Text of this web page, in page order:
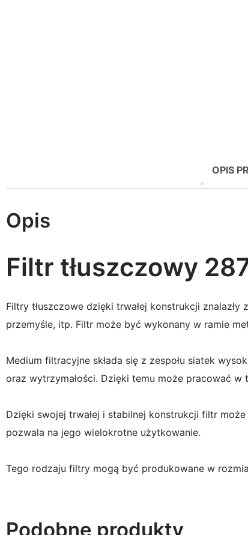
OPIS
Opis
Filtr tłuszczowy
Filtry tłuszczowe dzięki trwałej konstrukcji
przemyśle, itp. Filtr może być wykonany w ramie
Medium filtracyjne składa się z zespołu siatek
oraz wytrzymałości. Dzięki temu może pracować w
Dzięki swojej trwałej i stabilnej konstrukcji filtr
pozwala na jego wielokrotne użytkowanie.
Tego rodzaju filtry mogą być produkowane w
Podobne produkty